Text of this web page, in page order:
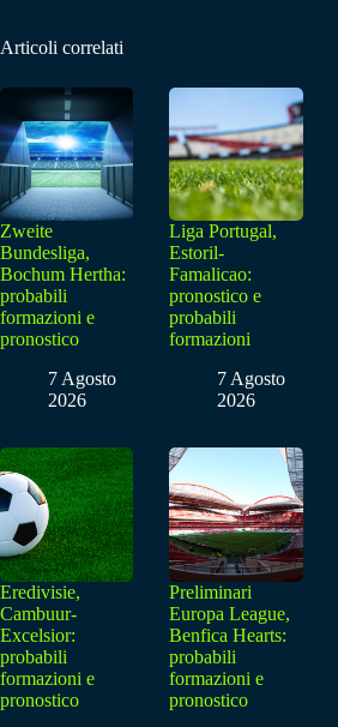
Articoli correlati
Zweite
Bundesliga,
Bochum Hertha:
probabili
formazioni e
pronostico
7 Agosto
2026
Liga Portugal,
Estoril-
Famalicao:
pronostico e
probabili
formazioni
7 Agosto
2026
Eredivisie,
Cambuur-
Excelsior:
probabili
formazioni e
pronostico
Preliminari
Europa League,
Benfica Hearts:
probabili
formazioni e
pronostico